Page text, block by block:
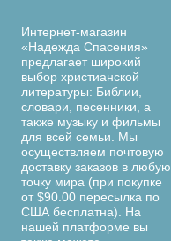
Интернет-магазин
«Надежда Спасения»
предлагает широкий
выбор христианской
литературы: Библии,
словари, песенники, а
также музыку и фильмы
для всей семьи. Мы
осуществляем почтовую
доставку заказов в любую
точку мира (при покупке
от $90.00 пересылка по
США бесплатна). На
нашей платформе вы